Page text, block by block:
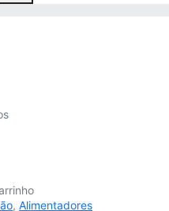
, Alimentadores